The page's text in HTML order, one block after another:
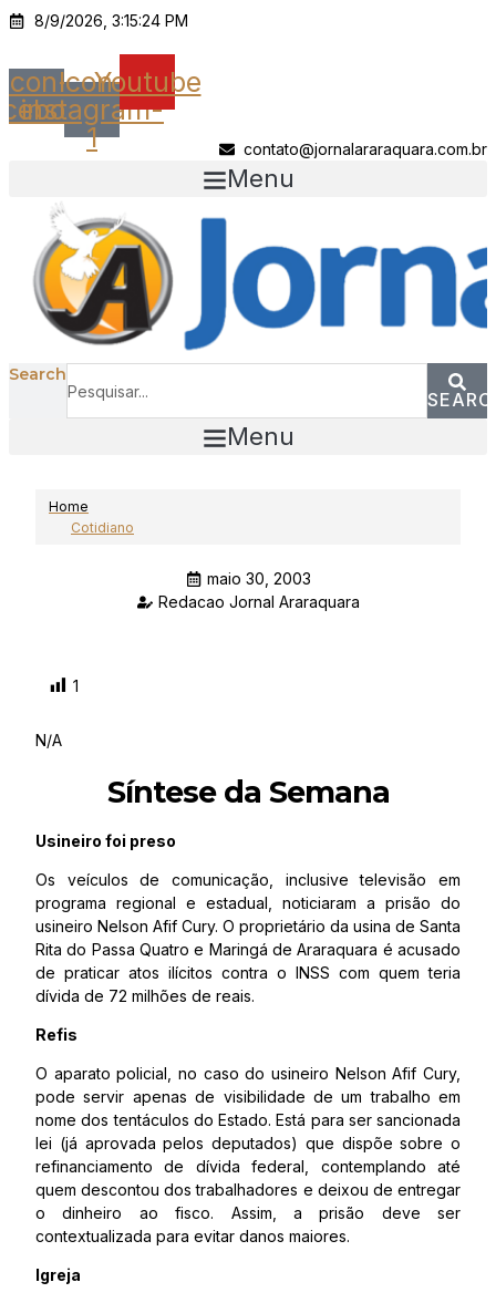
Ir
o
conteúdo
8/9/2026, 3:15:24 PM
Icon-Icon-
instagram-
1
Youtube
contato@jornalararaquara.com.br
Menu
Search
Menu
Home
Cotidiano
maio 30, 2003
Redacao Jornal Araraquara
1
N/A
Síntese da Semana
Usineiro foi preso
Os veículos de comunicação, inclusive televisão em
programa regional e estadual, noticiaram a prisão do
usineiro Nelson Afif Cury. O proprietário da usina de Santa
Rita do Passa Quatro e Maringá de Araraquara é acusado
de praticar atos ilícitos contra o INSS com quem teria
dívida de 72 milhões de reais.
Refis
O aparato policial, no caso do usineiro Nelson Afif Cury,
pode servir apenas de visibilidade de um trabalho em
nome dos tentáculos do Estado. Está para ser sancionada
lei (já aprovada pelos deputados) que dispõe sobre o
refinanciamento de dívida federal, contemplando até
quem descontou dos trabalhadores e deixou de entregar
o dinheiro ao fisco. Assim, a prisão deve ser
contextualizada para evitar danos maiores.
Igreja